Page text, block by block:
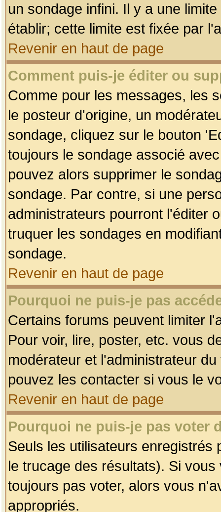
un sondage infini. Il y a une
établir; cette limite est fixée par
Revenir en haut de page
Comment puis-je éditer ou
Comme pour les messages, les
le posteur d'origine, un
sondage, cliquez sur le bouton
toujours le sondage associé
pouvez alors supprimer le
sondage. Par contre, si une
administrateurs pourront l'éditer
truquer les sondages en
sondage.
Revenir en haut de page
Pourquoi ne puis-je pas
Certains forums peuvent limiter
Pour voir, lire, poster, etc. vous
modérateur et l'administrateur
pouvez les contacter si vous le
Revenir en haut de page
Pourquoi ne puis-je pas voter
Seuls les utilisateurs enregistrés
le trucage des résultats). Si
toujours pas voter, alors vous
appropriés.